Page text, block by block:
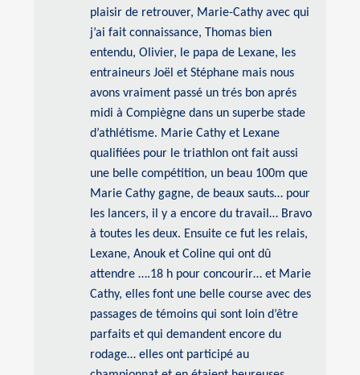
plaisir de retrouver, Marie-Cathy avec qui
j’ai fait connaissance, Thomas bien
entendu, Olivier, le papa de Lexane, les
entraineurs Joël et Stéphane mais nous
avons vraiment passé un trés bon aprés
midi à Compiègne dans un superbe stade
d’athlétisme. Marie Cathy et Lexane
qualifiées pour le triathlon ont fait aussi
une belle compétition, un beau 100m que
Marie Cathy gagne, de beaux sauts… pour
les lancers, il y a encore du travail… Bravo
à toutes les deux. Ensuite ce fut les relais,
Lexane, Anouk et Coline qui ont dû
attendre ….18 h pour concourir… et Marie
Cathy, elles font une belle course avec des
passages de témoins qui sont loin d’être
parfaits et qui demandent encore du
rodage… elles ont participé au